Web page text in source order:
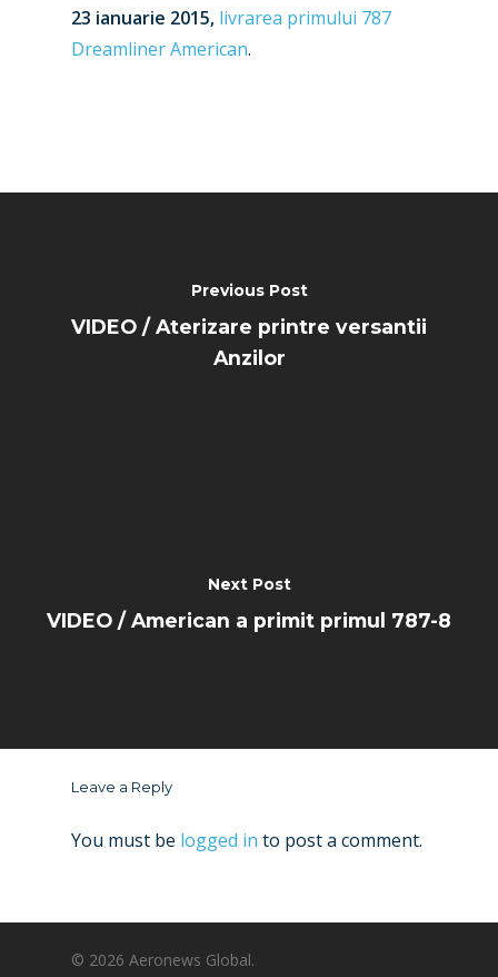
23 ianuarie 2015, livrarea primului 787
Dreamliner American.
Previous Post
VIDEO / Aterizare printre versantii
Anzilor
Next Post
VIDEO / American a primit primul 787-8
Leave a Reply
You must be logged in to post a comment.
© 2026 Aeronews Global.